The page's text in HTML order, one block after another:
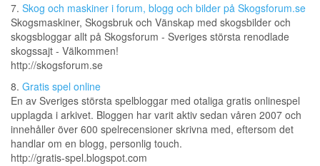
7. Skog och maskiner i forum, blogg och bilder på Skogsforum.se
Skogsmaskiner, Skogsbruk och Vänskap med skogsbilder och
skogsbloggar allt på Skogsforum - Sveriges största renodlade
skogssajt - Välkommen!
http://skogsforum.se
8. Gratis spel online
En av Sveriges största spelbloggar med otaliga gratis onlinespel
upplagda i arkivet. Bloggen har varit aktiv sedan våren 2007 och
innehåller över 600 spelrecensioner skrivna med, eftersom det
handlar om en blogg, personlig touch.
http://gratis-spel.blogspot.com